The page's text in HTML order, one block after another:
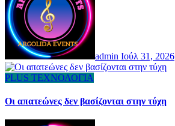
admin Ιούλ 31, 2026
PLUS ΤΕΧΝΟΛΟΓΙΑ
Οι απατεώνες δεν βασίζονται στην τύχη